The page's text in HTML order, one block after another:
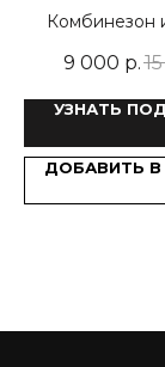
Комбинезон
9 000 р.
УЗНАТЬ
ДОБАВИТЬ В